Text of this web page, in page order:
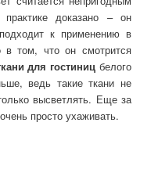
доказано – он
к применению в
том, что он смотрится
для гостиниц белого
ведь такие ткани не
высветлять. Еще за
просто ухаживать.